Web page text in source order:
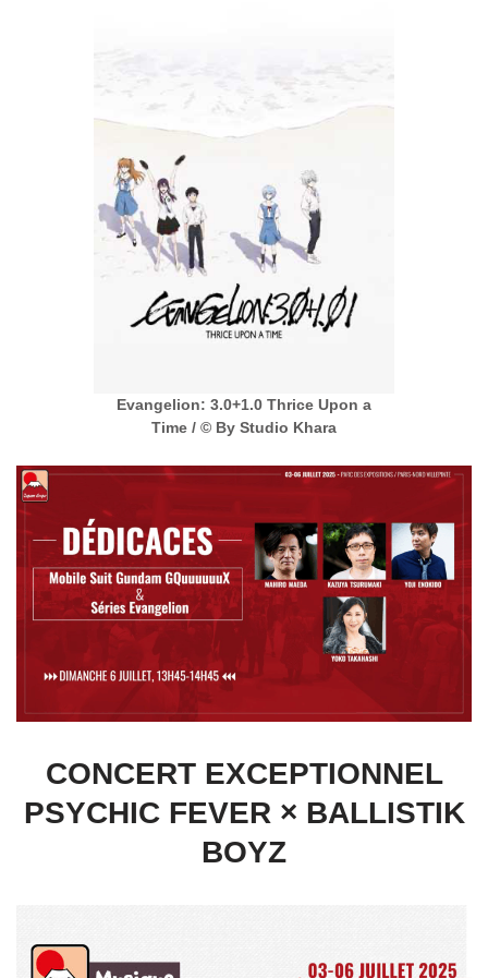
Evangelion: 3.0+1.0 Thrice Upon a
Time / © By Studio Khara
CONCERT EXCEPTIONNEL
PSYCHIC FEVER × BALLISTIK
BOYZ